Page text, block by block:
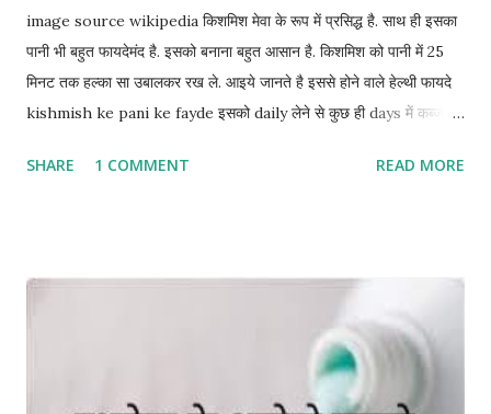
image source wikipedia किशमिश मेवा के रूप में प्रसिद्ध है. साथ ही इसका
पानी भी बहुत फायदेमंद है. इसको बनाना बहुत आसान है. किशमिश को पानी में 25
मिनट तक हल्का सा उबालकर रख ले. आइये जानते है इससे होने वाले हेल्थी फायदे
kishmish ke pani ke fayde इसको daily लेने से कुछ ही days में कब्ज,
से cholesterol level maintain रहता है. जिसके कारण heart
बहुत फायदेमंद होता है साथ ही body का metabolism system को स्ट्रांग
SHARE 1 COMMENT READ MORE